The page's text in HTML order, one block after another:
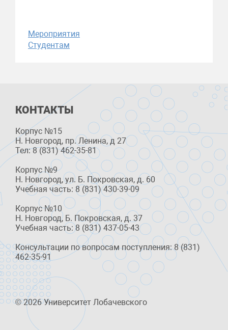
Мероприятия
Студентам
КОНТАКТЫ
Корпус №15
Н. Новгород, пр. Ленина, д 27
Тел: 8 (831) 462-35-81
Корпус №9
Н. Новгород, ул. Б. Покровская, д. 60
Учебная часть: 8 (831) 430-39-09
Корпус №10
Н. Новгород, Б. Покровская, д. 37
Учебная часть: 8 (831) 437-05-43
Консультации по вопросам поступления: 8 (831)
462-35-91
© 2026 Университет Лобачевского